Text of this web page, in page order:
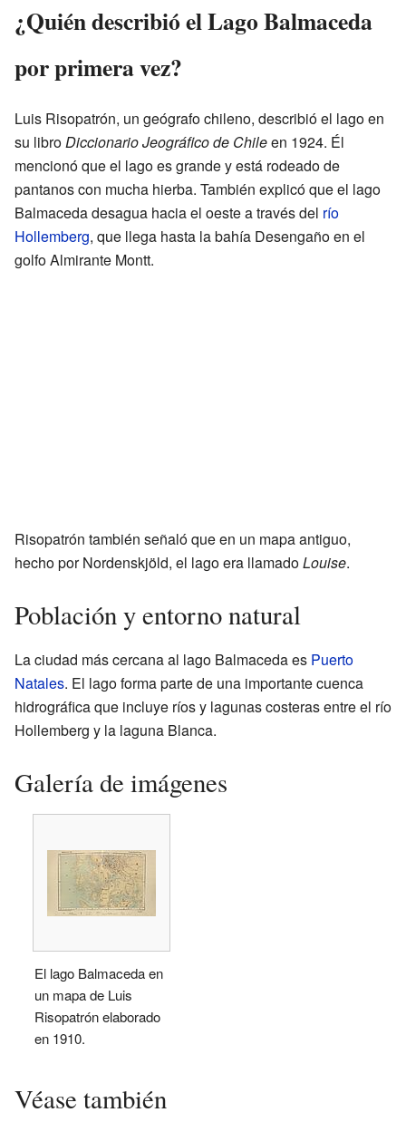
¿Quién describió el Lago Balmaceda
por primera vez?
Luis Risopatrón, un geógrafo chileno, describió el lago en
su libroDiccionario Jeográfico de Chileen 1924. Él
mencionó que el lago es grande y está rodeado de
pantanos con mucha hierba. También explicó que el lago
Balmaceda desagua hacia el oeste a través del río
Hollemberg, que llega hasta la bahía Desengaño en el
golfo Almirante Montt.
Risopatrón también señaló que en un mapa antiguo,
hecho por Nordenskjöld, el lago era llamadoLouise.
Población y entorno natural
La ciudad más cercana al lago Balmaceda es Puerto
Natales. El lago forma parte de una importante cuenca
hidrográfica que incluye ríos y lagunas costeras entre el río
Hollemberg y la laguna Blanca.
Galería de imágenes
El lago Balmaceda en
un mapa de Luis
Risopatrón elaborado
en 1910.
Véase también